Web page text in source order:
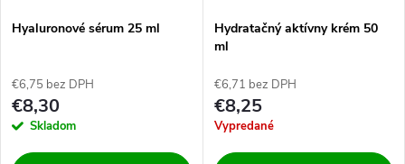
Hyaluronové sérum 25 ml
€6,75 bez DPH
€8,30
Skladom
Hydratačný aktívny krém 50
ml
€6,71 bez DPH
€8,25
Vypredané